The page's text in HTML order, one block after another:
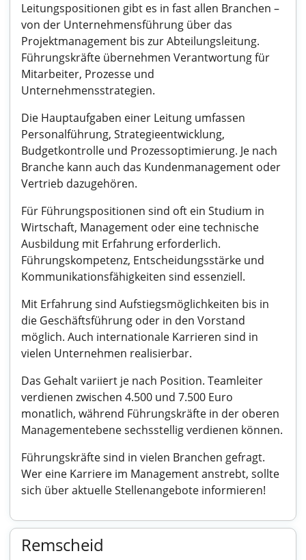
Leitungspositionen gibt es in fast allen Branchen –
von der Unternehmensführung über das
Projektmanagement bis zur Abteilungsleitung.
Führungskräfte übernehmen Verantwortung für
Mitarbeiter, Prozesse und
Unternehmensstrategien.
Die Hauptaufgaben einer Leitung umfassen
Personalführung, Strategieentwicklung,
Budgetkontrolle und Prozessoptimierung. Je nach
Branche kann auch das Kundenmanagement oder
Vertrieb dazugehören.
Für Führungspositionen sind oft ein Studium in
Wirtschaft, Management oder eine technische
Ausbildung mit Erfahrung erforderlich.
Führungskompetenz, Entscheidungsstärke und
Kommunikationsfähigkeiten sind essenziell.
Mit Erfahrung sind Aufstiegsmöglichkeiten bis in
die Geschäftsführung oder in den Vorstand
möglich. Auch internationale Karrieren sind in
vielen Unternehmen realisierbar.
Das Gehalt variiert je nach Position. Teamleiter
verdienen zwischen 4.500 und 7.500 Euro
monatlich, während Führungskräfte in der oberen
Managementebene sechsstellig verdienen können.
Führungskräfte sind in vielen Branchen gefragt.
Wer eine Karriere im Management anstrebt, sollte
sich über aktuelle Stellenangebote informieren!
Remscheid